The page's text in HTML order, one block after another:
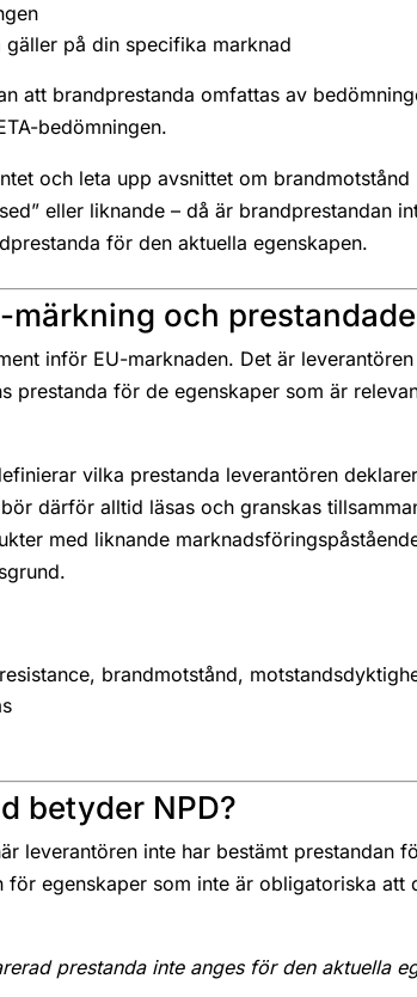
på din specifika marknad
att brandprestanda omfattas av
bedömningen.
och leta upp avsnittet om
eller liknande – då är brandprestandan
för den aktuella egenskapen.
märkning och
inför EU-marknaden. Det är
prestanda för de egenskaper som är
vilka prestanda leverantören
därför alltid läsas och granskas
med liknande
brandmotstånd,
betyder NPD?
leverantören inte har bestämt prestandan
egenskaper som inte är obligatoriska att
prestanda inte anges för den aktuella